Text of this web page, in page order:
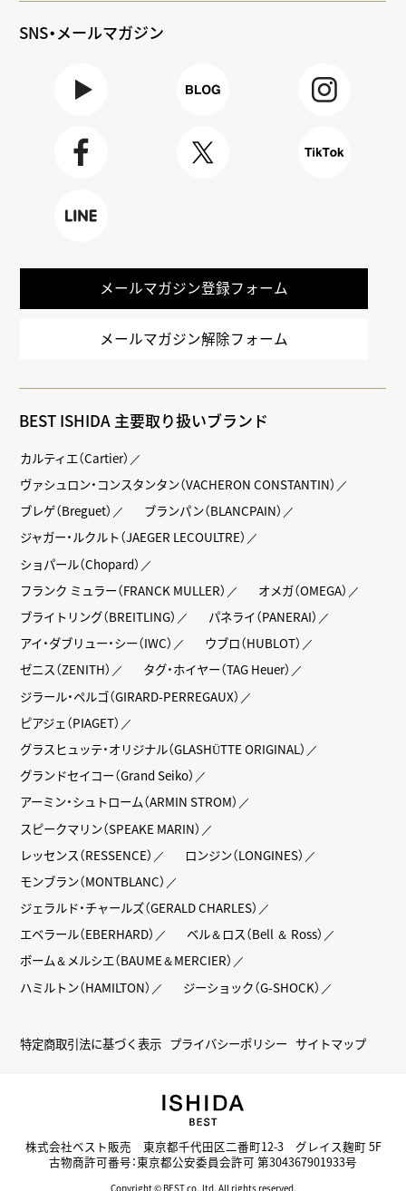
SNS・メールマガジン
メールマガジン登録フォーム
メールマガジン解除フォーム
BEST ISHIDA 主要取り扱いブランド
カルティエ（Cartier）
ヴァシュロン・コンスタンタン（VACHERON CONSTANTIN）
ブレゲ（Breguet）
ブランパン（BLANCPAIN）
ジャガー・ルクルト（JAEGER LECOULTRE）
ショパール（Chopard）
フランク ミュラー（FRANCK MULLER）
オメガ（OMEGA）
ブライトリング（BREITLING）
パネライ（PANERAI）
アイ・ダブリュー・シー（IWC）
ウブロ（HUBLOT）
ゼニス（ZENITH）
タグ・ホイヤー（TAG Heuer）
ジラール・ペルゴ（GIRARD-PERREGAUX）
ピアジェ（PIAGET）
グラスヒュッテ・オリジナル（GLASHÜTTE ORIGINAL）
グランドセイコー（Grand Seiko）
アーミン・シュトローム（ARMIN STROM）
スピークマリン（SPEAKE MARIN）
レッセンス（RESSENCE）
ロンジン（LONGINES）
モンブラン（MONTBLANC）
ジェラルド・チャールズ（GERALD CHARLES）
エベラール（EBERHARD）
ベル＆ロス（Bell ＆ Ross）
ボーム＆メルシエ（BAUME＆MERCIER）
ハミルトン（HAMILTON）
ジーショック（G-SHOCK）
特定商取引法に基づく表示 プライバシーポリシー サイトマップ
株式会社ベスト販売 東京都千代田区二番町12-3 グレイス麹町 5F
古物商許可番号：東京都公安委員会許可 第304367901933号
Copyright © BEST co.,ltd. All rights reserved.